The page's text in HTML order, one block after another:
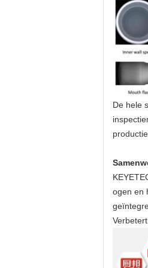
De hele
ogen en